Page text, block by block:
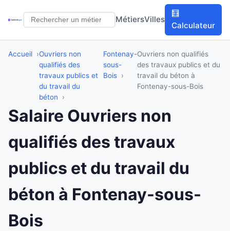
MétiersVilles
🧮
Calculateur
Accueil
Ouvriers non
qualifiés des
travaux publics et
du travail du
béton
Fontenay-
sous-
Bois
Ouvriers non qualifiés
des travaux publics et du
travail du béton à
Fontenay-sous-Bois
Salaire Ouvriers non
qualifiés des travaux
publics et du travail du
béton à Fontenay-sous-
Bois